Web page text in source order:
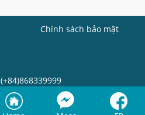
Chính sách bảo mật
(+84)868339999